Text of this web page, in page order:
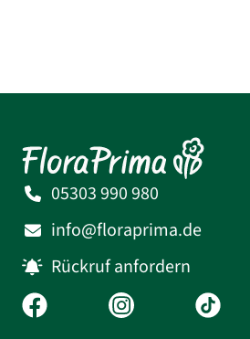
05303 990 980
info@floraprima.de
Rückruf anfordern